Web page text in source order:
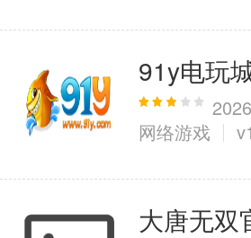
91y电玩
网络游戏
大唐无双